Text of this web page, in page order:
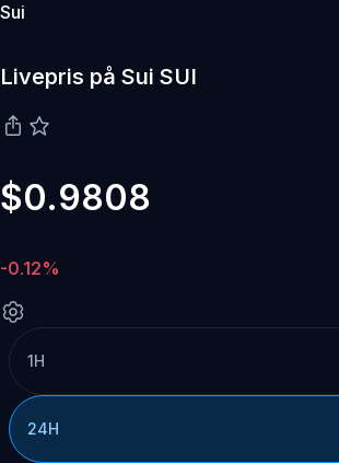
Sui
Livepris på Sui SUI
$0.9808
-0.12%
1H
24H